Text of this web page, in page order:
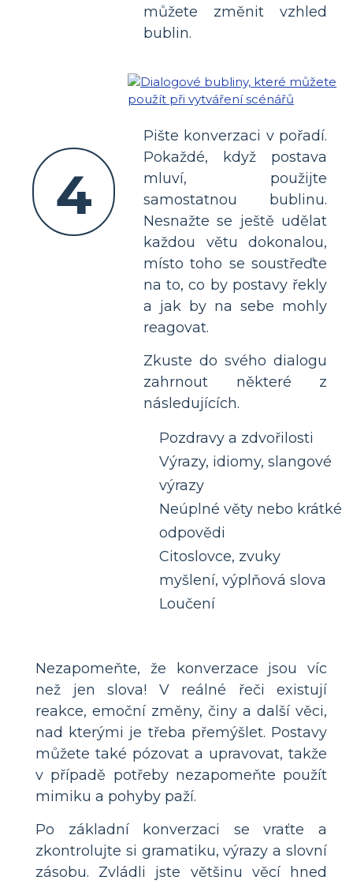
4
můžete změnit vzhled
bublin.
Pište konverzaci v pořadí.
Pokaždé, když postava
mluví, použijte
samostatnou bublinu.
Nesnažte se ještě udělat
každou větu dokonalou,
místo toho se soustřeďte
na to, co by postavy řekly
a jak by na sebe mohly
reagovat.
Zkuste do svého dialogu
zahrnout některé z
následujících.
Pozdravy a zdvořilosti
Výrazy, idiomy, slangové
výrazy
Neúplné věty nebo krátké
odpovědi
Citoslovce, zvuky
myšlení, výplňová slova
Loučení
Nezapomeňte, že konverzace jsou víc
než jen slova! V reálné řeči existují
reakce, emoční změny, činy a další věci,
nad kterými je třeba přemýšlet. Postavy
můžete také pózovat a upravovat, takže
v případě potřeby nezapomeňte použít
mimiku a pohyby paží.
Po základní konverzaci se vraťte a
zkontrolujte si gramatiku, výrazy a slovní
zásobu. Zvládli jste většinu věcí hned